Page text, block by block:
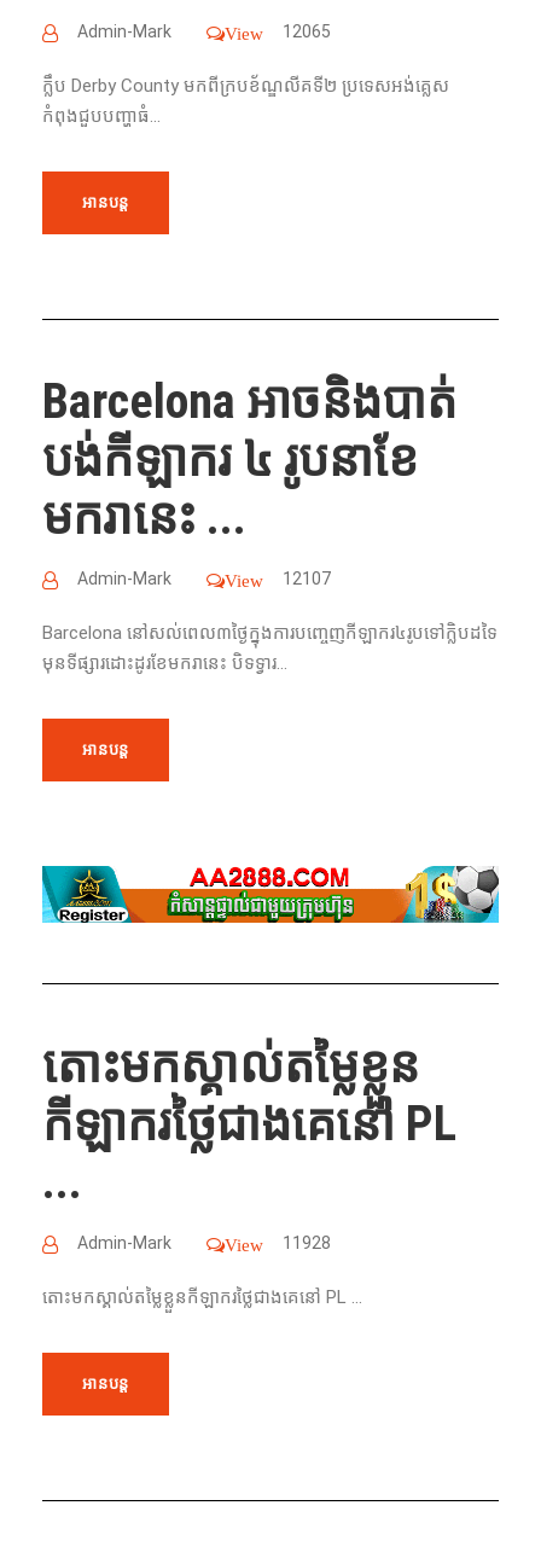
Admin-Mark View 12065
ក្លឹប ​Derby County មកពីក្របខ័ណ្ឌលីគទី២ ប្រទេសអង់គ្លេស
កំពុងជួបបញ្ហាធំ...
អានបន្ត
Barcelona អាចនិងបាត់
បង់កីឡាករ ៤ រូបនាខែ
មករានេះ ...
Admin-Mark View 12107
Barcelona នៅសល់ពេល៣ថ្ងៃក្នុងការបញ្ចេញកីឡាករ៤រូបទៅក្លិបដទៃ
មុនទីផ្សារដោះដូរខែមករានេះ បិទទ្វារ...
អានបន្ត
តោះមកស្គាល់តម្លៃខ្លួន
កីឡាករថ្លៃជាងគេនៅ PL
...
Admin-Mark View 11928
តោះមកស្គាល់តម្លៃខ្លួនកីឡាករថ្លៃជាងគេនៅ PL ...
អានបន្ត